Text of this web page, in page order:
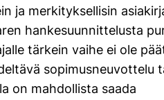
ja merkityksellisin
hankesuunnittelusta
tärkein vaihe ei ole
sopimusneuvottelu
on mahdollista saada